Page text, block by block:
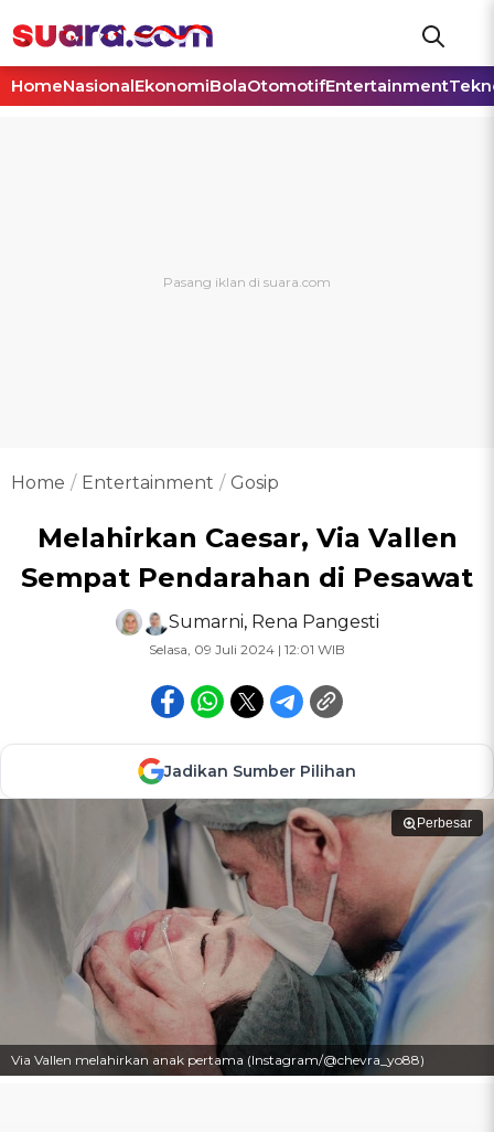
HomeNasionalEkonomiBolaOtomotifEntertainment
Home Entertainment Gosip
Melahirkan Caesar, Via Vallen
Sempat Pendarahan di Pesawat
Sumarni, Rena Pangesti
Selasa, 09 Juli 2024 | 12:01 WIB
Jadikan Sumber Pilihan
Perbesar
Via Vallen melahirkan anak pertama (Instagram/@chevra_yo88)